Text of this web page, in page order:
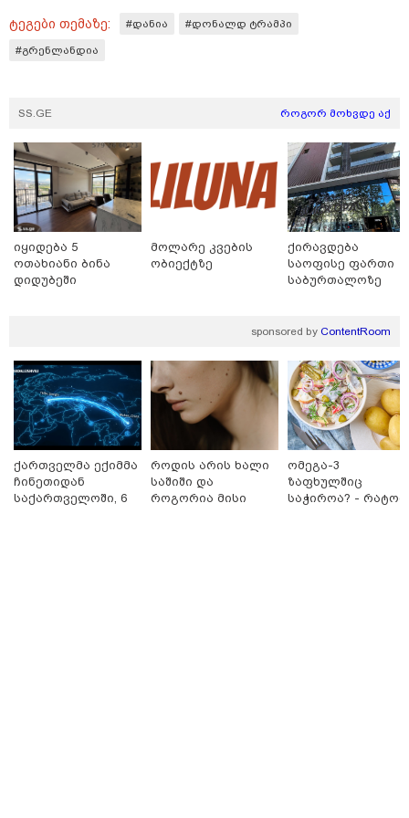
კლინიკიდან ზაჰესის დროებითი მოთავსების
ტრაგედია ხობში - მდინარე ხობისწყალში დედა-
ტეგები თემაზე: #დანია #დონალდ ტრამპი
#გრენლანდია
SS.GE როგორ მოხვდე აქ
იყიდება 5
ოთახიანი ბინა
დიდუბეში
მოლარე კვების
ობიექტზე
ქირავდება
საოფისე ფართი
საბურთალოზე
sponsored by ContentRoom
ქართველმა ექიმმა
ჩინეთიდან
საქართველოში, 6
როდის არის ხალი
საშიში და
როგორია მისი
ომეგა-3
ზაფხულშიც
საჭიროა? - რატომ